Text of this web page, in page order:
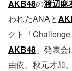
AKB48の渡辺麻
われたANAと
クト「
AKB48 」発表
由依、秋元才加